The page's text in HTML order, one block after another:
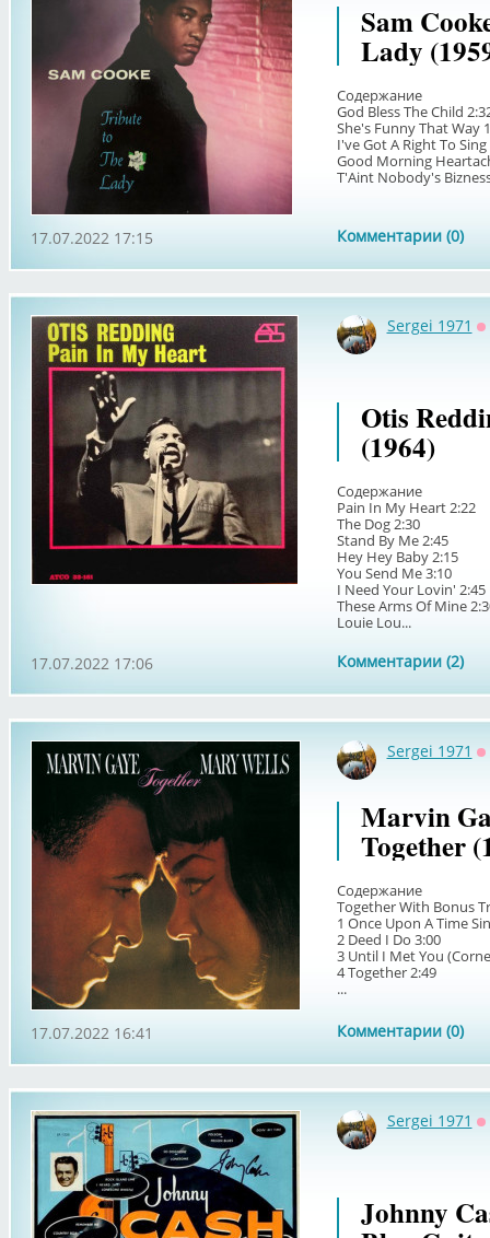
Sam
Lady
Содержание
God Bless The Child
She's Funny That Way
I've Got A Right To
Good Morning
T'Aint Nobody's
Комментарии (0)
17.07.2022 17:15
Sergei 1971
Otis
(1964)
Содержание
Pain In My Heart 2:22
The Dog 2:30
Stand By Me 2:45
Hey Hey Baby 2:15
You Send Me 3:10
I Need Your Lovin' 2:45
These Arms Of Mine
Louie Lou...
Комментарии (2)
17.07.2022 17:06
Sergei 1971
Marvin
Together
Содержание
Together With Bonus
1 Once Upon A Time
2 Deed I Do 3:00
3 Until I Met You
4 Together 2:49
...
Комментарии (0)
17.07.2022 16:41
Sergei 1971
Johnny